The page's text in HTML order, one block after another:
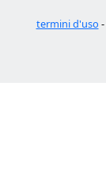
termini d'uso -